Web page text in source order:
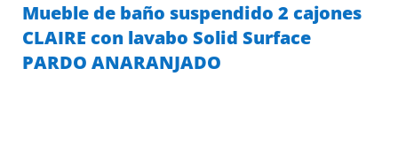
Mueble de baño suspendido 2 cajones
CLAIRE con lavabo Solid Surface
PARDO ANARANJADO